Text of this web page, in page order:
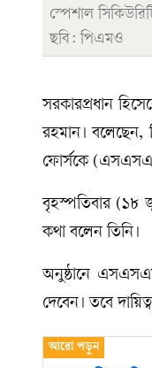
স্পেশাল
ছবি: পিএমও
সরকারপ্রধান
রহমান। বলেছেন,
ফোর্সকে
বৃহস্পতিবার (১৮
কথা বলেন তিনি।
অনুষ্ঠানে এসএসএফ
দেবেন। তবে